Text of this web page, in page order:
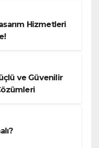
Hizmetleri
ve Güvenilir